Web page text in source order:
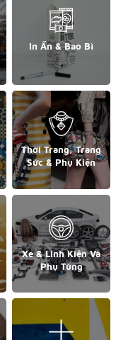
In Ấn & Bao Bì
Thời Trang, Trang
Sức & Phụ Kiện
Xe & Linh Kiện Và
Phụ Tùng